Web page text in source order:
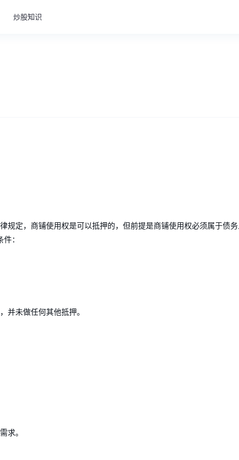
炒股知识
规定，商铺使用权是可以抵押的，但前提是商铺使用权必须属于债
：
并未做任何其他抵押。
求。